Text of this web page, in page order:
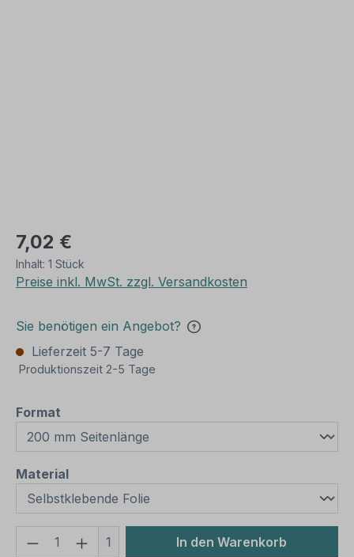
7,02 €
Inhalt: 1 Stück
Preise inkl. MwSt. zzgl. Versandkosten
Sie benötigen ein Angebot?
Lieferzeit 5-7 Tage
Produktionszeit 2-5 Tage
Format
Materialauswählen
Produkt Anzahl: Gib den
1 In den Warenkorb